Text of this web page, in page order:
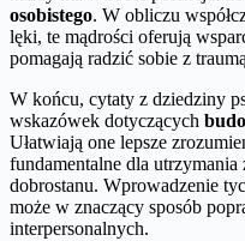
osobistego. W obliczu
lęki, te mądrości oferują
pomagają radzić sobie z
W końcu, cytaty z dziedziny
wskazówek dotyczących
Ułatwiają one lepsze
fundamentalne dla
dobrostanu. Wprowadzenie
może w znaczący sposób
interpersonalnych.